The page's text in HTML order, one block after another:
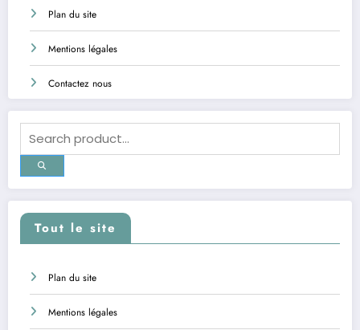
Plan du site
Mentions légales
Contactez nous
Tout le site
Plan du site
Mentions légales